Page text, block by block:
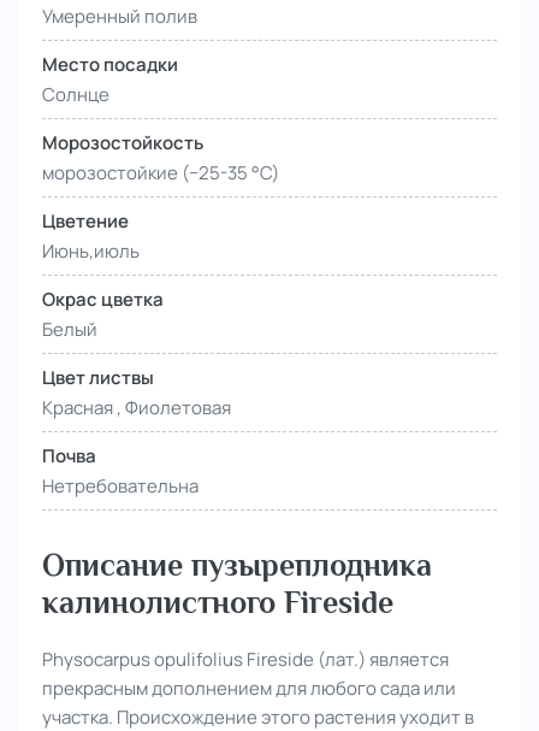
Умеренный полив
Место посадки
Солнце
Морозостойкость
морозостойкие (−25-35 °С)
Цветение
Июнь,июль
Окрас цветка
Белый
Цвет листвы
Красная , Фиолетовая
Почва
Нетребовательна
Описание пузыреплодника
калинолистного Fireside
Physocarpus opulifolius Fireside (лат.) является
прекрасным дополнением для любого сада или
участка. Происхождение этого растения уходит в